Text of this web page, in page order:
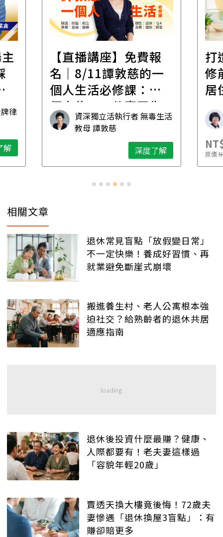
律
解
【直播講座】免費報
名｜8/11譚敦慈的一
個人生活必修課：一
個人住，五件事要先
想清楚！資深獨立活執行者 無毒生活
教母 譚敦慈
深度了解
打
修
居
原價
相關文章
退休常見盲點「放假變日常」
不一定快樂！養成好習慣、再
就業避免斷崖式崩壞
搬進養生村、老人公寓根本強
迫社交？給熟齡者的退休共居
適應指南
退休後投資什麼最賺？健康、
人際都要有！老夫妻這樣過
「容貌年輕20歲」
賣透天換大樓竟後悔！72歲夫
妻慘遇「退休換屋3盲點」：有
賺卻賠更多